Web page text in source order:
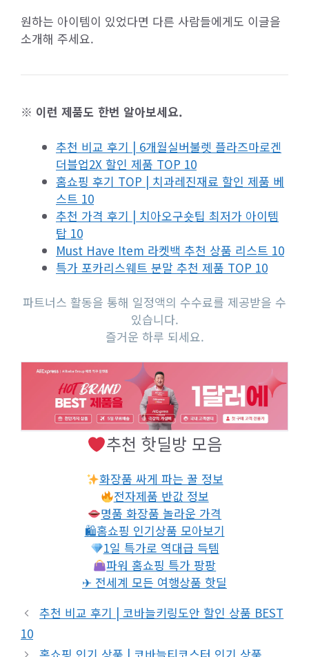
원하는 아이템이 있었다면 다른 사람들에게도 이글을
소개해 주세요.
※ 이런 제품도 한번 알아보세요.
추천 비교 후기 | 6개월실버불렛 플라즈마로겐
더블업2X 할인 제품 TOP 10
홈쇼핑 후기 TOP | 치과레진재료 할인 제품 베
스트 10
추천 가격 후기 | 치아오구숏팁 최저가 아이템
탑 10
Must Have Item 라켓백 추천 상품 리스트 10
특가 포카리스웨트 분말 추천 제품 TOP 10
파트너스 활동을 통해 일정액의 수수료를 제공받을 수
있습니다.
즐거운 하루 되세요.
추천 핫딜방 모음
화장품 싸게 파는 꿀 정보
전자제품 반값 정보
명품 화장품 놀라운 가격
🛍홈쇼핑 인기상품 모아보기
1일 특가로 역대급 득템
파워 홈쇼핑 특가 팡팡
✈ 전세계 모든 여행상품 핫딜
추천 비교 후기 | 코바늘키링도안 할인 상품 BEST
10